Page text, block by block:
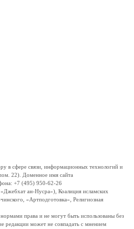
в сфере связи, информационных технологий и
22). Доменное имя сайта
+7 (495) 950-62-26
ан-Нусра»), Коалиция исламских
«Артподготовка», Религиозная
права и не могут быть использованы без
редакции может не совпадать с мнением